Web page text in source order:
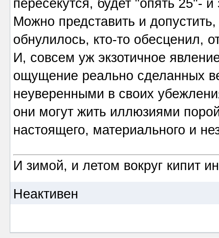
пересекутся, будет "опять 25"-
Можно представить и
обнулилось, кто-то обесценил,
И, совсем уж экзотичное
ощущение реально сделанных
неуверенными в своих
они могут жить иллюзиями
настоящего, материального и
И зимой, и летом вокруг кипит
Неактивен